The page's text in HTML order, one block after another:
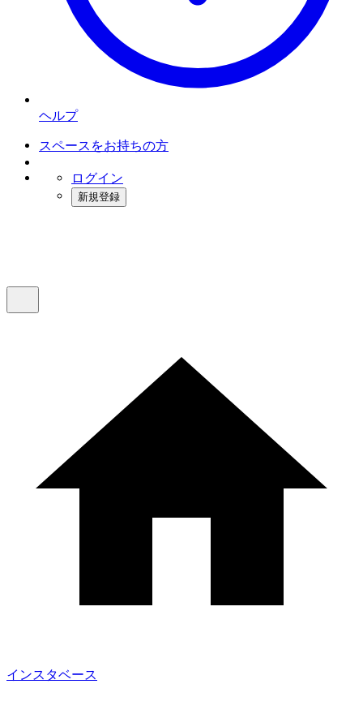
ヘルプ
スペースをお持ちの方
ログイン
新規登録
インスタベース